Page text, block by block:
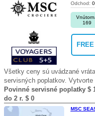
Odchod:
169
Všetky ceny sú uvádzané
servisných poplatkov.
Povinné servisné poplatky $
do 2 r. $ 0
MSC